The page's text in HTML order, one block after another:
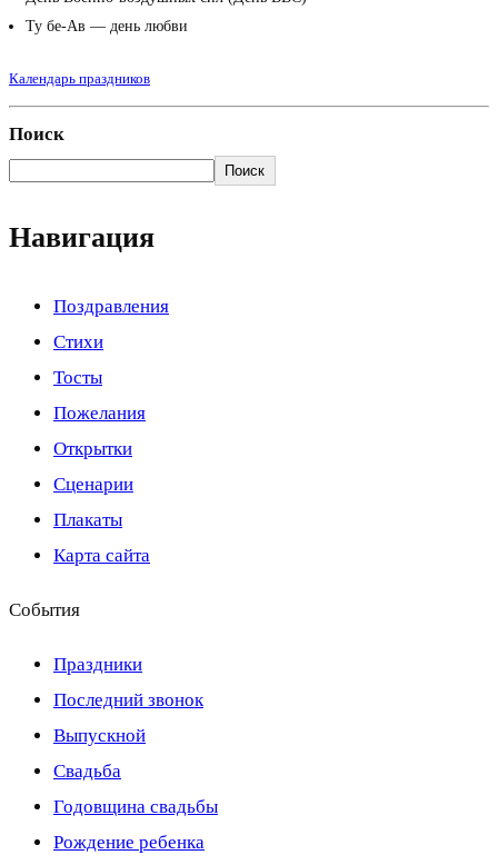
Ту бе-Ав — день любви
Календарь праздников
Поиск
Поиск
Навигация
Поздравления
Стихи
Тосты
Пожелания
Открытки
Сценарии
Плакаты
Карта сайта
События
Праздники
Последний звонок
Выпускной
Свадьба
Годовщина свадьбы
Рождение ребенка